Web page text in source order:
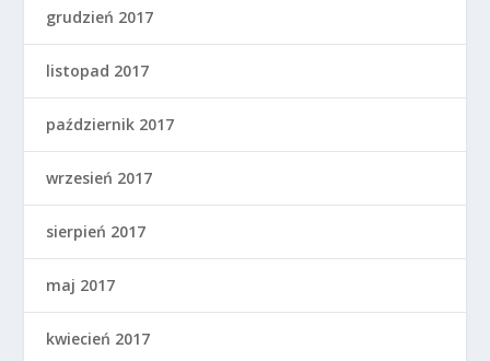
grudzień 2017
listopad 2017
październik 2017
wrzesień 2017
sierpień 2017
maj 2017
kwiecień 2017